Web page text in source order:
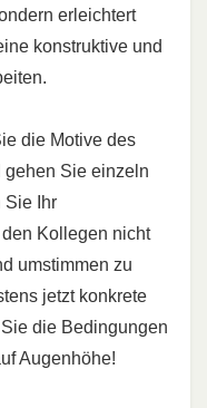
erleichtert
konstruktive und
die Motive des
gehen Sie einzeln
Sie Ihr
Kollegen nicht
umstimmen zu
jetzt konkrete
die Bedingungen
Augenhöhe!